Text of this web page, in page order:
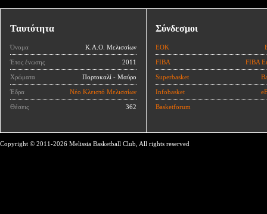
Ταυτότητα
Όνομα Κ.Α.Ο. Μελισσίων
Έτος ένωσης 2011
Χρώματα Πορτοκαλί - Μαύρο
Έδρα Νέο Κλειστό Μελισσίων
Θέσεις 362
Σύνδεσμοι
ΕΟΚ
FIBA FIBA
Superbasket
Infobasket
Basketforum
Copyright © 2011-2026 Melissia Basketball Club, All rights reserved